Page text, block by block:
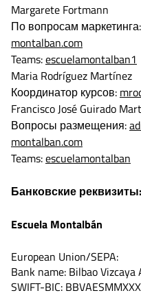
Margarete Fortmann
По вопросам маркетинга:
montalban.com
Teams:escuelamontalban1
Maria Rodríguez Martínez
Координатор курсов:
Francisco José Guirado
Вопросы размещения:
montalban.com
Teams:escuelamontalban
Банковские реквизиты:
Escuela Montalbán
European Union/SEPA:
Bank name: Bilbao
SWIFT-BIC: BBVAESMMXXX